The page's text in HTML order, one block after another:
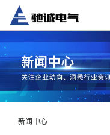
新闻中心